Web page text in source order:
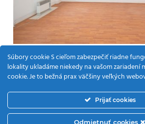
© 2026 Martimex. | Všetky práva na
info@martimex.sk | Martimex a. s.
holdingového spoločenstva Martimex
Súbory cookie S cieľom zabezpečiť riadne
lokality ukladáme niekedy na vašom zariadení
cookie. Je to bežná prax väčšiny veľkých
Prijať cookies
Odmietnuť cookies